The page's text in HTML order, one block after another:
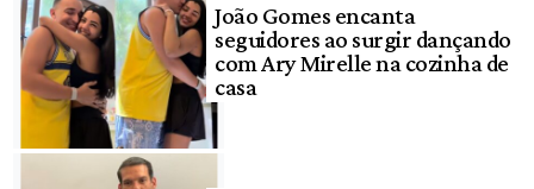
João Gomes encanta
seguidores ao surgir dançando
com Ary Mirelle na cozinha de
casa